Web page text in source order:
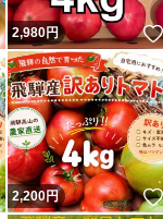
いいね！
2,980円
いいね！
2,200円